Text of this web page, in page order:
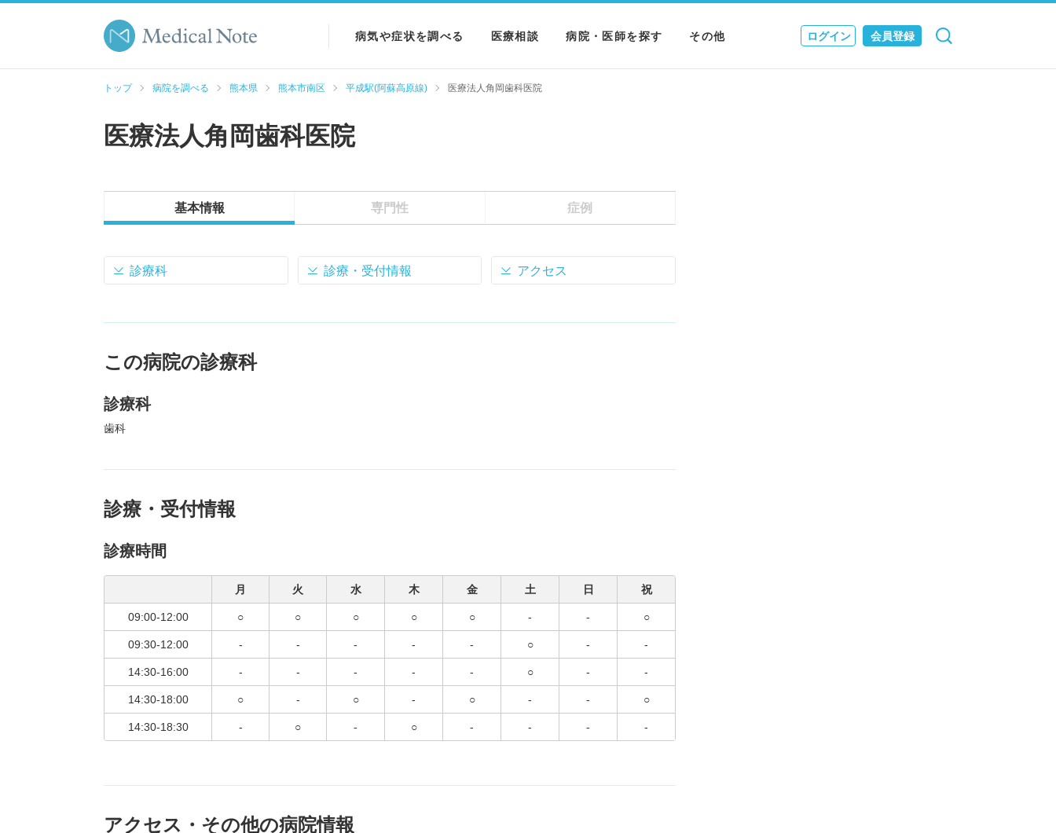
病気や症状を調べる 医療相談 病院・医師を探す その他 ログイン 会員登録
検索 キャンセル
トップ 病院を調べる 熊本県 熊本市南区 平成駅(阿蘇高原線) 医療法人角岡歯科医院
医療法人角岡歯科医院
基本情報 専門性 症例
診療科 診療・受付情報 アクセス
この病院の診療科
診療科
歯科
診療・受付情報
診療時間
月 火 水 木 金 土 日 祝
09:00-12:00 ○ ○ ○ ○ ○ - - ○
09:30-12:00 - - - - - ○ - -
14:30-16:00 - - - - - ○ - -
14:30-18:00 ○ - ○ - ○ - - ○
14:30-18:30 - ○ - ○ - - - -
アクセス・その他の病院情報